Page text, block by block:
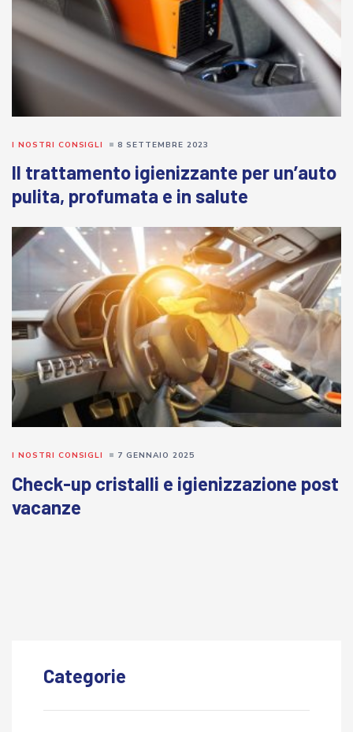
Il trattamento igienizzante per un’auto
pulita, profumata e in salute
I NOSTRI CONSIGLI 8 SETTEMBRE 2023
Check-up cristalli e igienizzazione post
vacanze
I NOSTRI CONSIGLI 7 GENNAIO 2025
Categorie